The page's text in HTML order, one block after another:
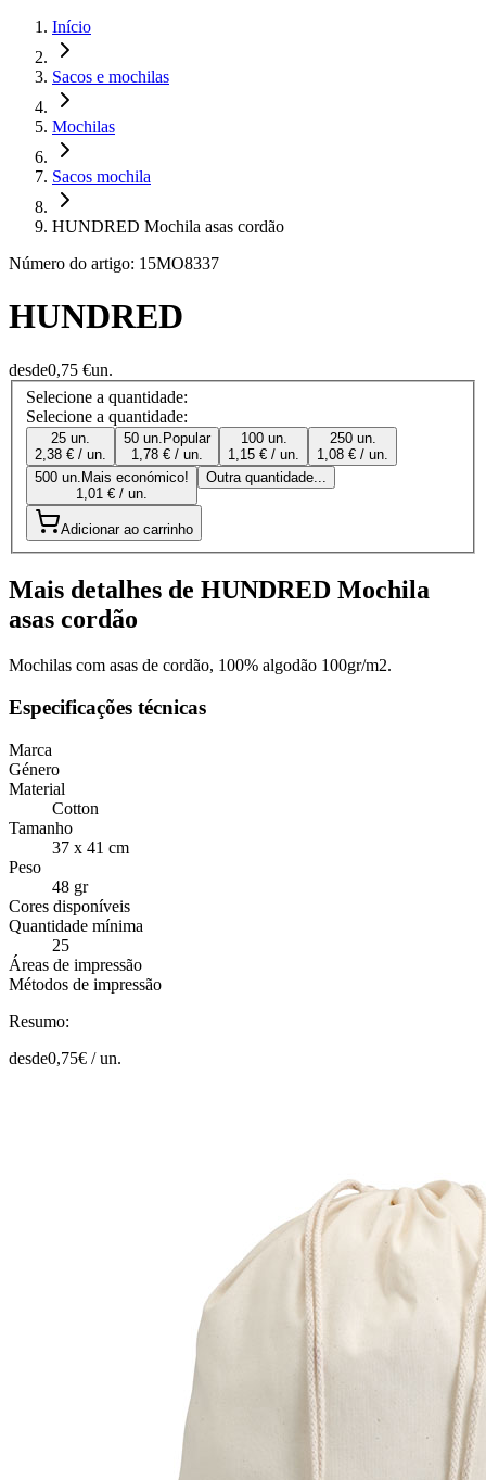
Início
Sacos e mochilas
Mochilas
Sacos mochila
HUNDRED Mochila asas cordão
Número do artigo: 15MO8337
HUNDRED
desde0,75 €un.
Selecione a quantidade:
Selecione a quantidade:
25 un.
2,38 € / un.
50 un. Popular
1,78 € / un.
100 un.
1,15 € / un.
250 un.
1,08 € / un.
500 un. Mais económico!
1,01 € / un.
Outra quantidade...
Adicionar ao carrinho
Mais detalhes de HUNDRED Mochila
asas cordão
Mochilas com asas de cordão, 100% algodão 100gr/m2.
Especificações técnicas
Marca
Género
Material
Cotton
Tamanho
37 x 41 cm
Peso
48 gr
Cores disponíveis
Quantidade mínima
25
Áreas de impressão
Métodos de impressão
Resumo:
desde0,75€ /un.